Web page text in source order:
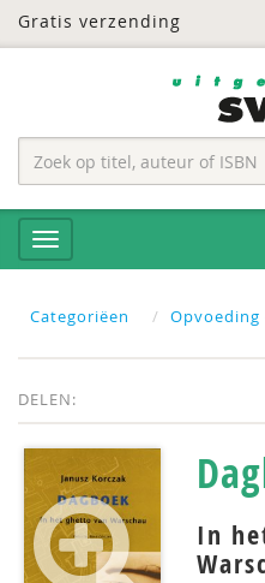
Gratis verzending
Categoriëen Opvoeding
DELEN:
In